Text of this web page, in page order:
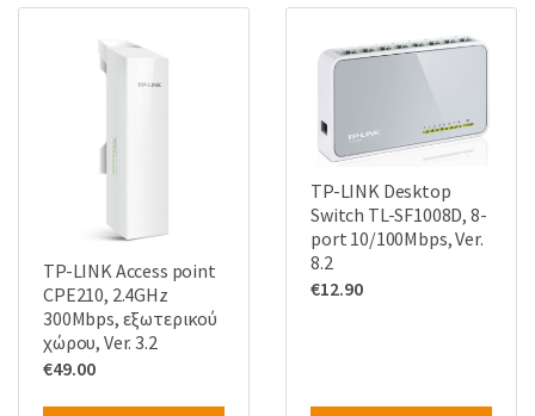
TP-LINK Access point
CPE210, 2.4GHz
300Mbps, εξωτερικού
χώρου, Ver. 3.2
€49.00
TP-LINK Desktop
Switch TL-SF1008D, 8-
port 10/100Mbps, Ver.
8.2
€12.90